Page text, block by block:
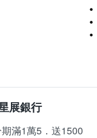
展銀行
滿1萬5．送1500